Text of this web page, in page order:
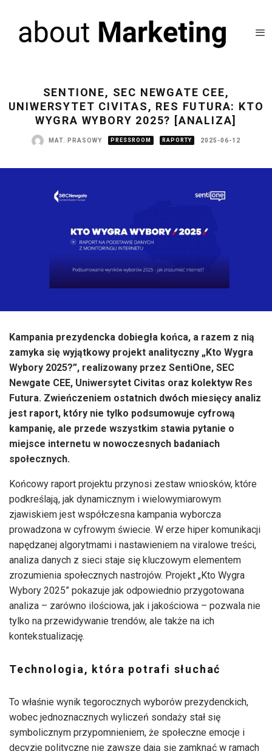
SENTIONE, SEC NEWGATE CEE,
UNIWERSYTET CIVITAS, RES FUTURA: KTO
WYGRA WYBORY 2025? [ANALIZA]
MAT. PRASOWY PRESSROOM RAPORTY 2025-06-12
Kampania prezydencka dobiegła końca, a razem z nią
zamyka się wyjątkowy projekt analityczny „Kto Wygra
Wybory 2025?”, realizowany przez SentiOne, SEC
Newgate CEE, Uniwersytet Civitas oraz kolektyw Res
Futura. Zwieńczeniem ostatnich dwóch miesięcy analiz
jest raport, który nie tylko podsumowuje cyfrową
kampanię, ale przede wszystkim stawia pytanie o
miejsce internetu w nowoczesnych badaniach
społecznych.
Końcowy raport projektu przynosi zestaw wniosków, które
podkreślają, jak dynamicznym i wielowymiarowym
zjawiskiem jest współczesna kampania wyborcza
prowadzona w cyfrowym świecie. W erze hiper komunikacji
napędzanej algorytmami i nastawieniem na viralowe treści,
analiza danych z sieci staje się kluczowym elementem
zrozumienia społecznych nastrojów. Projekt „Kto Wygra
Wybory 2025” pokazuje jak odpowiednio przygotowana
analiza – zarówno ilościowa, jak i jakościowa – pozwala nie
tylko na przewidywanie trendów, ale także na ich
kontekstualizację.
Technologia, która potrafi słuchać
To właśnie wynik tegorocznych wyborów prezydenckich,
wobec jednoznacznych wyliczeń sondaży stał się
symbolicznym przypomnieniem, że społeczne emocje i
decyzje polityczne nie zawsze dają się zamknąć w ramach